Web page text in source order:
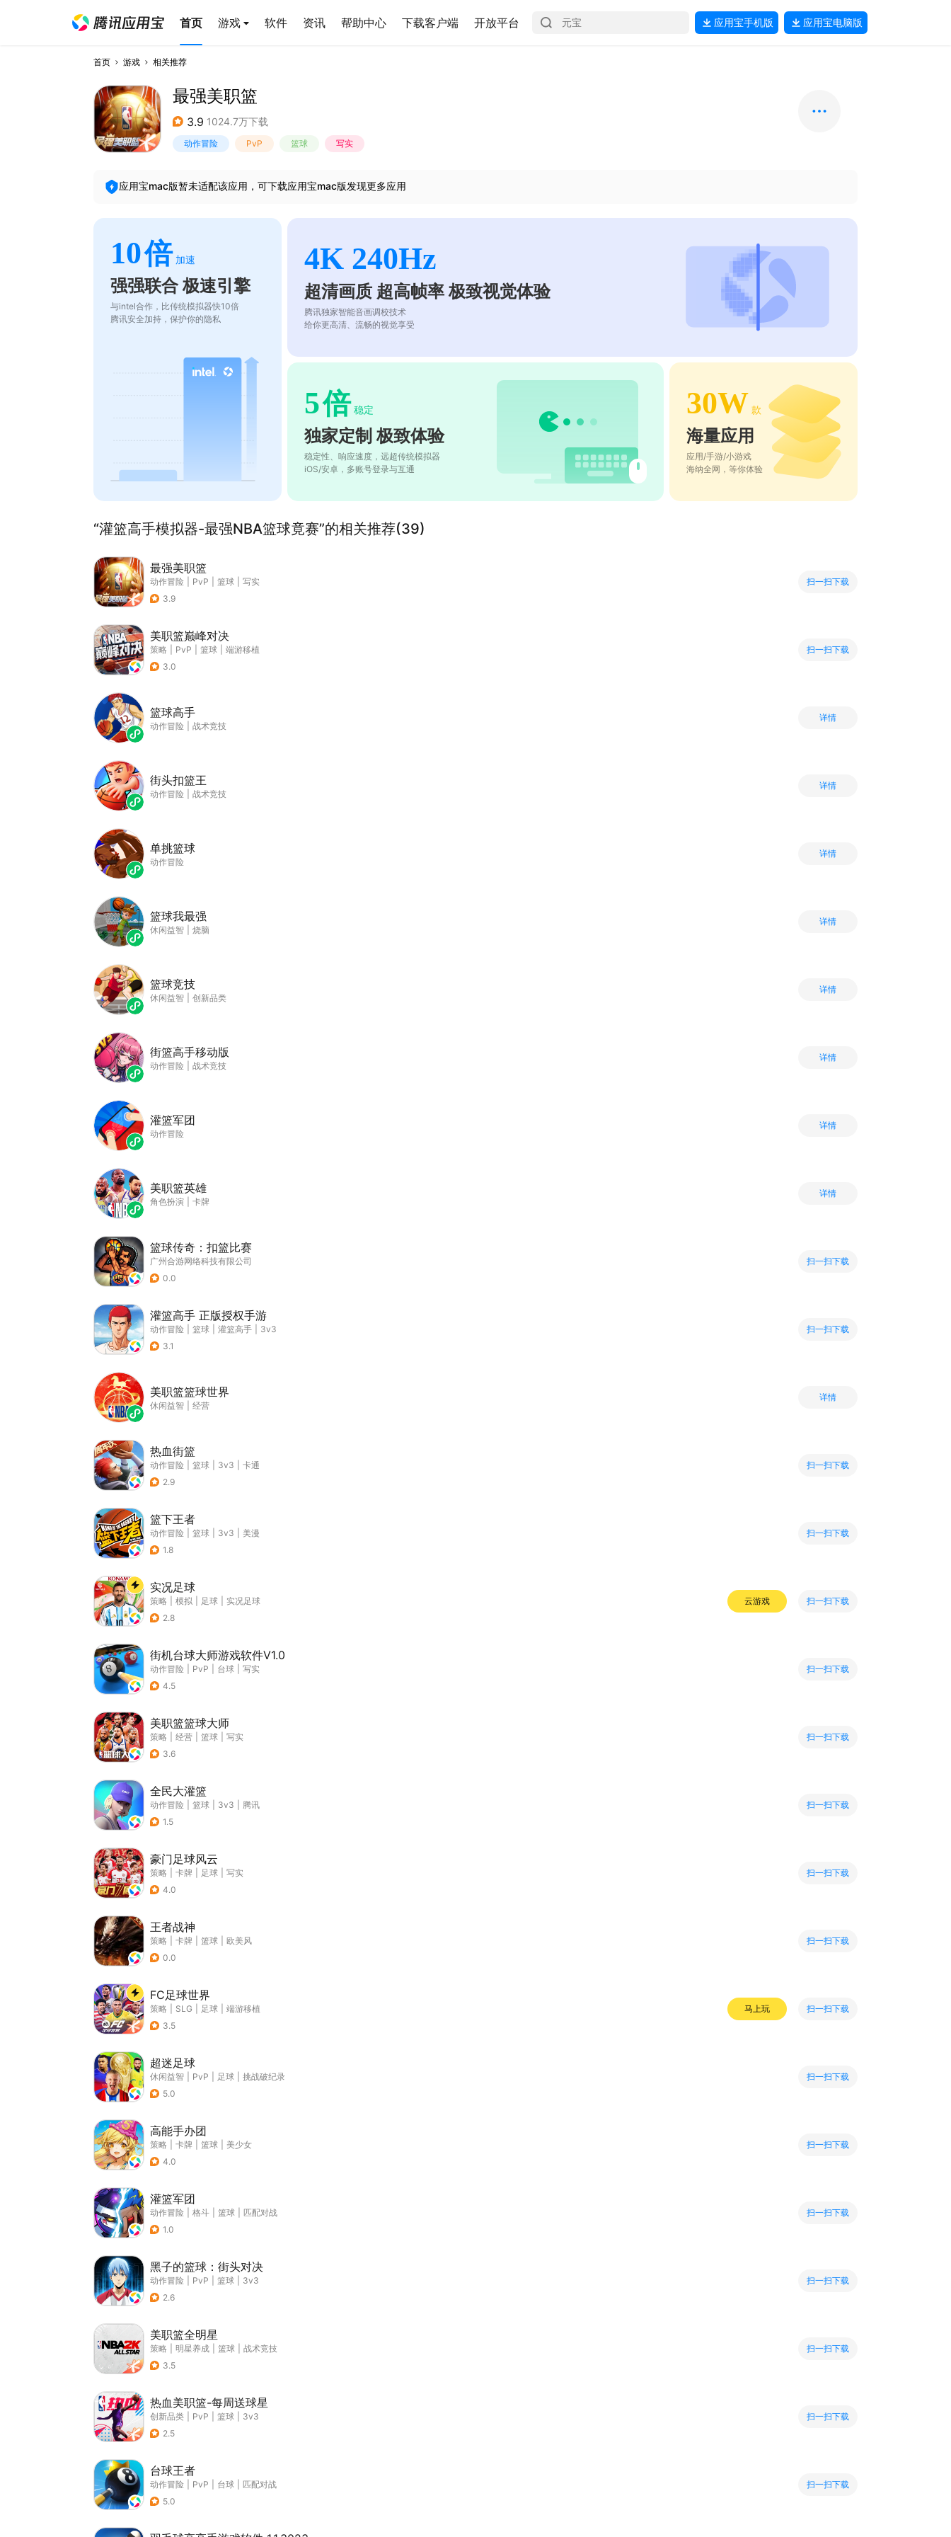
首页 游戏 软件 资讯 帮助中心 下载客户端 开放平台 应用宝手机版 应用宝电脑版
首页 游戏 相关推荐
最强美职篮
3.9 1024.7万下载
动作冒险 PvP 篮球 写实
应用宝mac版暂未适配该应用，可下载应用宝mac版发现更多应用
10倍 加速
强强联合 极速引擎
与intel合作，比传统模拟器快10倍
腾讯安全加持，保护你的隐私
4K 240Hz
超清画质 超高帧率 极致视觉体验
腾讯独家智能音画调校技术
给你更高清、流畅的视觉享受
5倍 稳定
独家定制 极致体验
稳定性、响应速度，远超传统模拟器
iOS/安卓，多账号登录与互通
30W 款
海量应用
应用/手游/小游戏
海纳全网，等你体验
“灌篮高手模拟器-最强NBA篮球竟赛”的相关推荐(39)
最强美职篮
动作冒险 PvP 篮球
写实
3.9
扫一扫下载
美职篮巅峰对决
策略 PvP 篮球
端游移植
3.0
扫一扫下载
篮球高手
动作冒险 战术竞技
详情
街头扣篮王
动作冒险 战术竞技
详情
单挑篮球
动作冒险
详情
篮球我最强
休闲益智 烧脑
详情
篮球竞技
休闲益智 创新品类
详情
街篮高手移动版
动作冒险 战术竞技
详情
灌篮军团
动作冒险
详情
美职篮英雄
角色扮演 卡牌
详情
篮球传奇：扣篮比赛
广州合游网络科技有限公司
0.0
扫一扫下载
灌篮高手 正版授权手游
动作冒险 篮球 灌篮高手
3v3
3.1
扫一扫下载
美职篮篮球世界
休闲益智 经营
详情
热血街篮
动作冒险 篮球 3v3
卡通
2.9
扫一扫下载
篮下王者
动作冒险 篮球 3v3
美漫
1.8
扫一扫下载
实况足球
策略 模拟 足球
实况足球
2.8
云游戏 扫一扫下载
街机台球大师游戏软件V1.0
动作冒险 PvP 台球
写实
4.5
扫一扫下载
美职篮篮球大师
策略 经营 篮球
写实
3.6
扫一扫下载
全民大灌篮
动作冒险 篮球 3v3
腾讯
1.5
扫一扫下载
豪门足球风云
策略 卡牌 足球
写实
4.0
扫一扫下载
王者战神
策略 卡牌 篮球
欧美风
0.0
扫一扫下载
FC足球世界
策略 SLG 足球
端游移植
3.5
马上玩 扫一扫下载
超迷足球
休闲益智 PvP 足球
挑战破纪录
5.0
扫一扫下载
高能手办团
策略 卡牌 篮球
美少女
4.0
扫一扫下载
灌篮军团
动作冒险 格斗 篮球
匹配对战
1.0
扫一扫下载
黑子的篮球：街头对决
动作冒险 PvP 篮球
3v3
2.6
扫一扫下载
美职篮全明星
策略 明星养成 篮球
战术竞技
3.5
扫一扫下载
热血美职篮-每周送球星
创新品类 PvP 篮球
3v3
2.5
扫一扫下载
台球王者
动作冒险 PvP 台球
匹配对战
5.0
扫一扫下载